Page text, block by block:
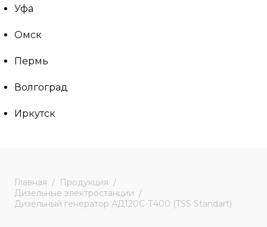
Уфа
Омск
Пермь
Волгоград
Иркутск
Главная
Продукция
Дизельные электростанции
Дизельный генератор АД120С-Т400 (TSS Standart)